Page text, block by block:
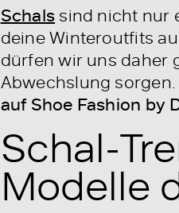
Schals sind nicht nur
deine Winteroutfits
dürfen wir uns daher
Abwechslung sorgen.
auf Shoe Fashion by
Schal-
Modelle